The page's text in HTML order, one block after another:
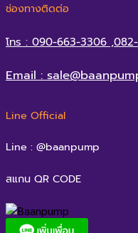
ช่องทางติดต่อ
โทร : 090-663-3306
Email :
Line Official
Line : @baanpump
สแกน QR CODE